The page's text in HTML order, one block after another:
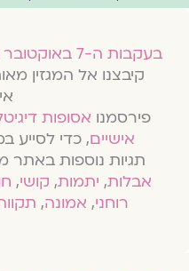
בעקבות ה-7 באוקטובר 2023
קיבצנו אל המגזין
פירסמנואסופות
אישיים, כדי לסייע
תגיות נוספות באתר
אבלות,יתמות,קושי,
רוחני,אמונה,תקווה